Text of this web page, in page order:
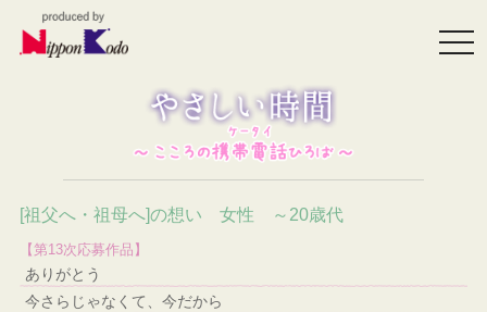
[祖父へ・祖母へ]の想い 女性 ～20歳代
【第13次応募作品】
ありがとう
今さらじゃなくて、今だから